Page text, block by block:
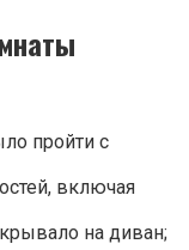
пройти с
включая
на диван;